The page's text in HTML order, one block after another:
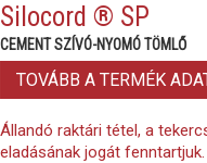
Silocord ® SP
CEMENT SZÍVÓ-NYOMÓ TÖMLŐ
TOVÁBB A TERMÉK
Állandó raktári tétel, a
eladásának jogát fenntartjuk.